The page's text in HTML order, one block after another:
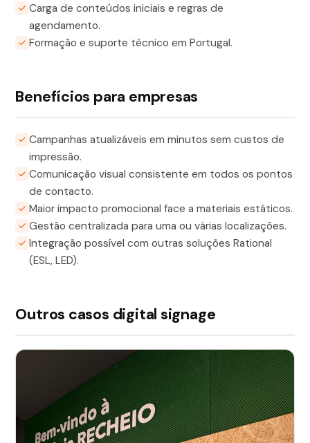
Carga de conteúdos iniciais e regras de
agendamento.
Formação e suporte técnico em Portugal.
Benefícios para empresas
Campanhas atualizáveis em minutos sem custos de
impressão.
Comunicação visual consistente em todos os pontos
de contacto.
Maior impacto promocional face a materiais estáticos.
Gestão centralizada para uma ou várias localizações.
Integração possível com outras soluções Rational
(ESL, LED).
Outros casos digital signage